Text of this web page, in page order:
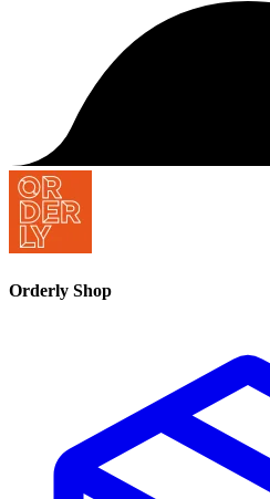
Orderly Shop